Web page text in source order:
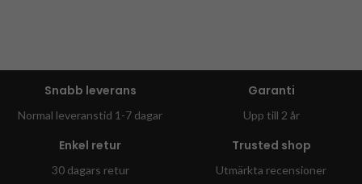
Snabb leverans
Normal leveranstid 1-7 dagar
Garanti
Upp till 2 år
Enkel retur
30 dagars retur
Trusted shop
Utmärkta recensioner